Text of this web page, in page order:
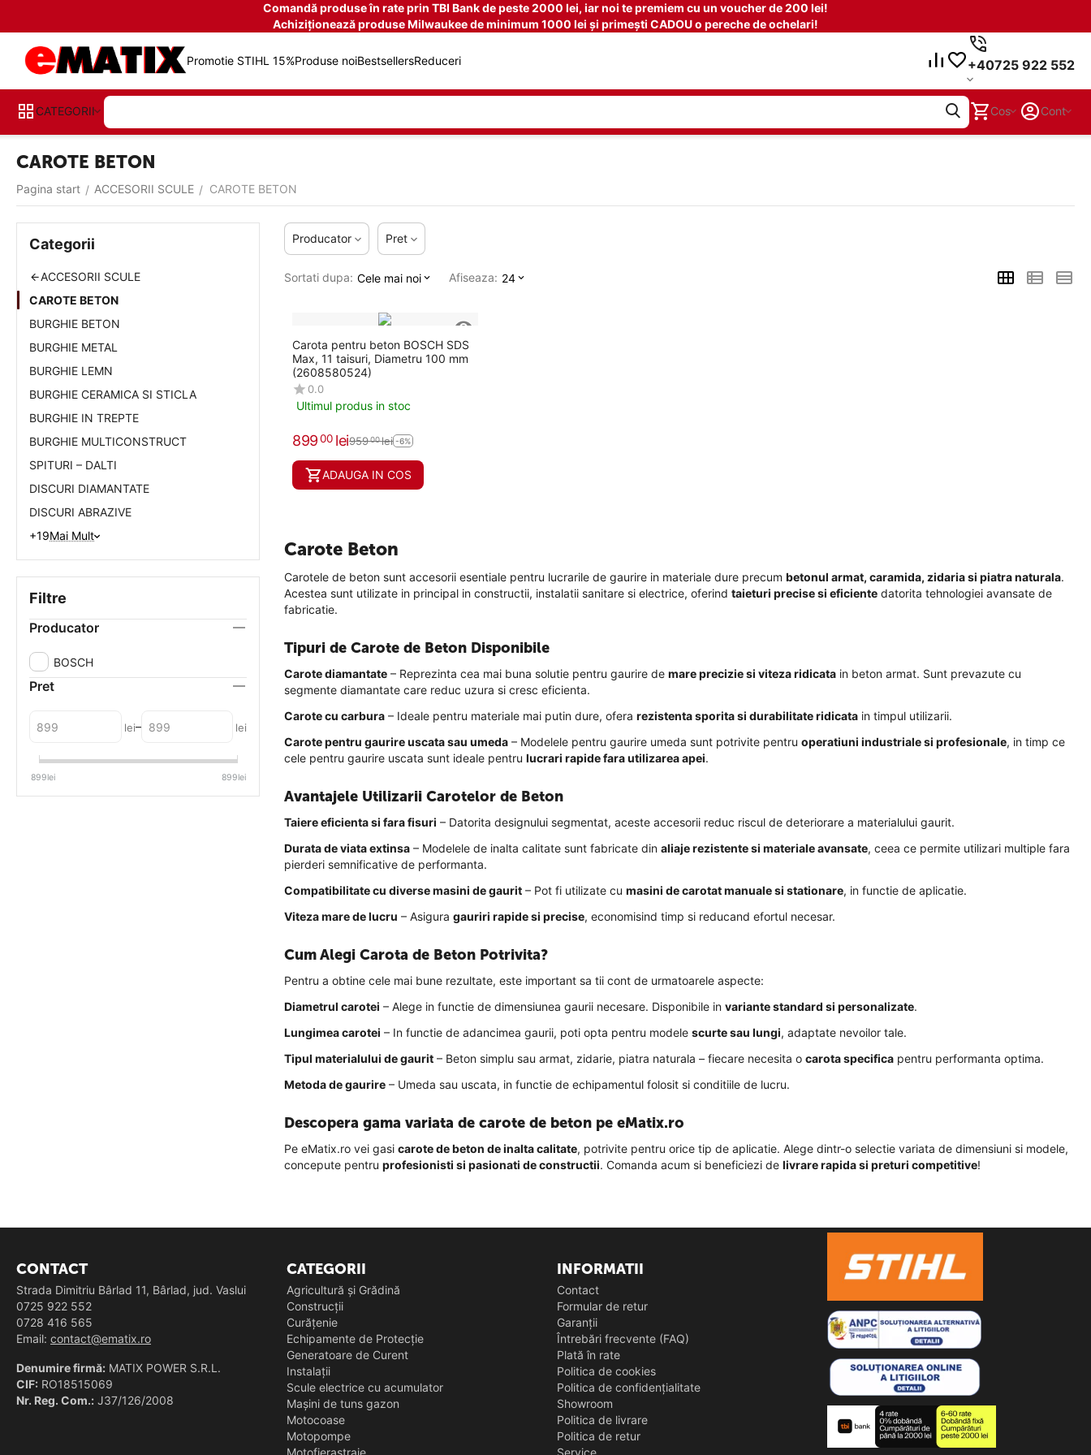
Comandă produse în rate prin TBI Bank de peste 2000 lei, iar noi te premiem cu un voucher de 200 lei!
Achiziționează produse Milwaukee de minimum 1000 lei și primești CADOU o pereche de ochelari!
Promotie STIHL 15%Produse noiBestsellersReduceri +40725 922 552
CATEGORII Cos Cont
CAROTE BETON
Pagina start / ACCESORII SCULE / CAROTE BETON
Producator Pret
Carote Beton
Carotele de beton sunt accesorii esentiale pentru lucrarile de gaurire in materiale dure precum betonul armat, caramida, zidaria si piatra naturala.
Acestea sunt utilizate in principal in constructii, instalatii sanitare si electrice, oferind taieturi precise si eficiente datorita tehnologiei avansate de
fabricatie.
Tipuri de Carote de Beton Disponibile
Carote diamantate – Reprezinta cea mai buna solutie pentru gaurire de mare precizie si viteza ridicata in beton armat. Sunt prevazute cu
segmente diamantate care reduc uzura si cresc eficienta.
Carote cu carbura – Ideale pentru materiale mai putin dure, ofera rezistenta sporita si durabilitate ridicata in timpul utilizarii.
Carote pentru gaurire uscata sau umeda – Modelele pentru gaurire umeda sunt potrivite pentru operatiuni industriale si profesionale, in timp ce
cele pentru gaurire uscata sunt ideale pentru lucrari rapide fara utilizarea apei.
Avantajele Utilizarii Carotelor de Beton
Taiere eficienta si fara fisuri – Datorita designului segmentat, aceste accesorii reduc riscul de deteriorare a materialului gaurit.
Durata de viata extinsa – Modelele de inalta calitate sunt fabricate din aliaje rezistente si materiale avansate, ceea ce permite utilizari multiple fara
pierderi semnificative de performanta.
Compatibilitate cu diverse masini de gaurit – Pot fi utilizate cu masini de carotat manuale si stationare, in functie de aplicatie.
Viteza mare de lucru – Asigura gauriri rapide si precise, economisind timp si reducand efortul necesar.
Cum Alegi Carota de Beton Potrivita?
Pentru a obtine cele mai bune rezultate, este important sa tii cont de urmatoarele aspecte:
Diametrul carotei – Alege in functie de dimensiunea gaurii necesare. Disponibile in variante standard si personalizate.
Lungimea carotei – In functie de adancimea gaurii, poti opta pentru modele scurte sau lungi, adaptate nevoilor tale.
Tipul materialului de gaurit – Beton simplu sau armat, zidarie, piatra naturala – fiecare necesita o carota specifica pentru performanta optima.
Metoda de gaurire – Umeda sau uscata, in functie de echipamentul folosit si conditiile de lucru.
Descopera gama variata de carote de beton pe eMatix.ro
Pe eMatix.ro vei gasi carote de beton de inalta calitate, potrivite pentru orice tip de aplicatie. Alege dintr-o selectie variata de dimensiuni si modele,
concepute pentru profesionisti si pasionati de constructii. Comanda acum si beneficiezi de livrare rapida si preturi competitive!
Sortati dupa: Cele mai noi Afiseaza: 24
Carota pentru beton BOSCH SDS
Max, 11 taisuri, Diametru 100 mm
(2608580524)
0.0
Ultimul produs in stoc
89900 lei95900lei -6%
ADAUGA IN COS
Categorii
ACCESORII SCULE
CAROTE BETON
BURGHIE BETON
BURGHIE METAL
BURGHIE LEMN
BURGHIE CERAMICA SI STICLA
BURGHIE IN TREPTE
BURGHIE MULTICONSTRUCT
SPITURI – DALTI
DISCURI DIAMANTATE
DISCURI ABRAZIVE
+19Mai Mult
Filtre
Producator
BOSCH
Pret
lei– lei
899lei 899lei
CONTACT
Strada Dimitriu Bârlad 11, Bârlad, jud. Vaslui
0725 922 552
0728 416 565
Email: contact@ematix.ro
Denumire firmă: MATIX POWER S.R.L.
CIF: RO18515069
Nr. Reg. Com.: J37/126/2008
CATEGORII
Agricultură și Grădină
Construcții
Curățenie
Echipamente de Protecție
Generatoare de Curent
Instalații
Scule electrice cu acumulator
Mașini de tuns gazon
Motocoase
Motopompe
Motofierastraie
INFORMATII
Contact
Formular de retur
Garanții
Întrebări frecvente (FAQ)
Plată în rate
Politica de cookies
Politica de confidențialitate
Showroom
Politica de livrare
Politica de retur
Service